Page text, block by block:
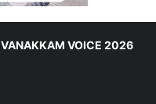
VANAKKAM VOICE 2026